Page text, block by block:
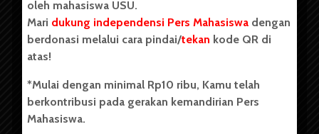
pers mahasiswa yang berdiri di luar kampus dan dikelola
secara mandiri oleh mahasiswa Universitas Sumatera Utara
(USU). Sebelumnya BOPM Wacana merupakan salah satu
Unit Kegiatan Mahasiswa (UKM) di Universitas Sumatera
berdiri pada 1 Juli 1995.
oleh mahasiswa USU.
Mari dukung independensi Pers Mahasiswa dengan
berdonasi melalui cara pindai/tekan kode QR di
atas!
*Mulai dengan minimal Rp10 ribu, Kamu telah
berkontribusi pada gerakan kemandirian Pers
Mahasiswa.